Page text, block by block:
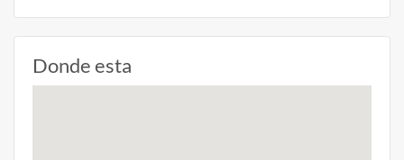
Donde esta